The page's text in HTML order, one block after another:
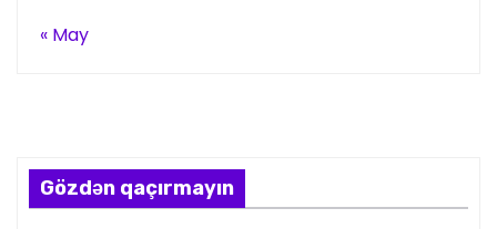
« May
Gözdən qaçırmayın